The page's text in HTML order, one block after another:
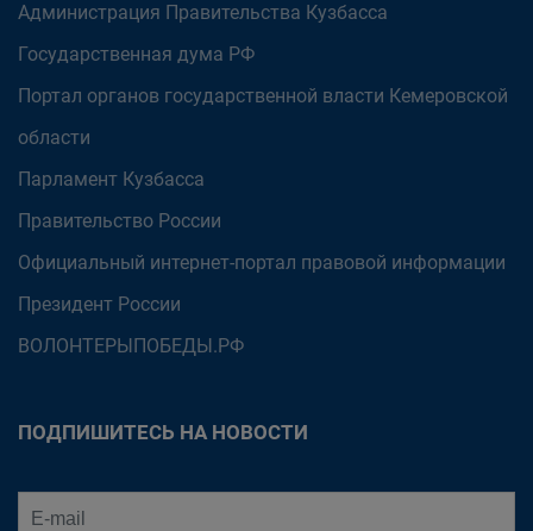
Администрация Правительства Кузбасса
Государственная дума РФ
Портал органов государственной власти Кемеровской
области
Парламент Кузбасса
Правительство России
Официальный интернет-портал правовой информации
Президент России
ВОЛОНТЕРЫПОБЕДЫ.РФ
ПОДПИШИТЕСЬ НА НОВОСТИ